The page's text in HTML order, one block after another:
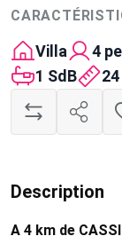
Villa 4
1 SdB
24
Description
A 4 km de